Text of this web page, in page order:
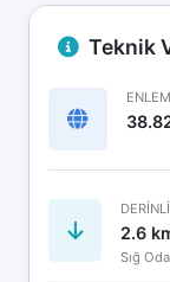
Teknik
2.6
Sığ